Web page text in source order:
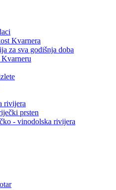
Kvarnera
za sva godišnja doba
Kvarneru
rivijera
prsten
- vinodolska rivijera